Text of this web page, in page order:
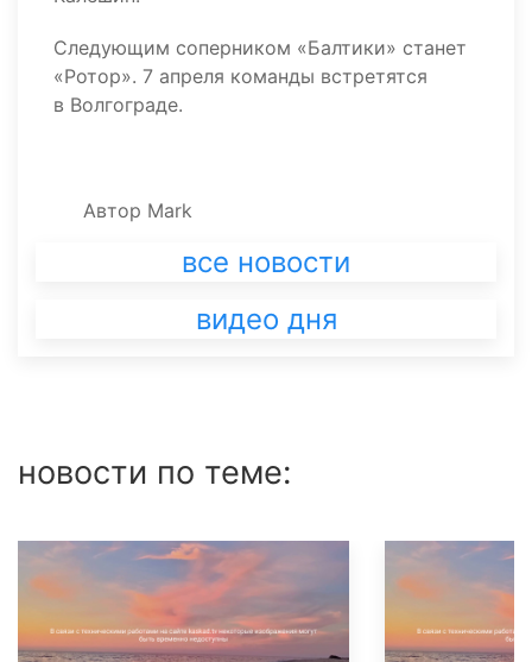
Следующим соперником «Балтики» станет
«Ротор». 7 апреля команды встретятся
в Волгограде.
Автор Mark
все новости
видео дня
новости по теме: